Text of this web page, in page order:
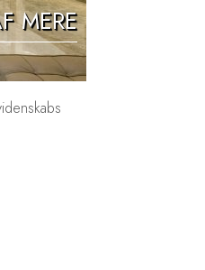
relations
MERE